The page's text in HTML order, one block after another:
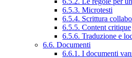
6.5.3. Microtesti
6.5.4. Scrittura
6.5.5. Content critique
6.5.6. Traduzione e
6.6. Documenti
6.6.1. I documenti